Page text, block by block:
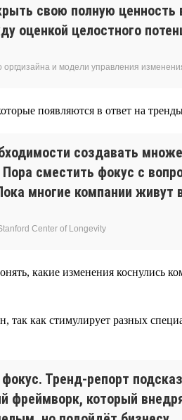
свою полную
оценкой целостного
оргдизайна и модели управления
появляются в ответ на
создавать
сместить фокус с
многие компании
Center of Longevity
какие изменения коснулись
как стимулирует разных
Тренд-репорт
фреймворк, который